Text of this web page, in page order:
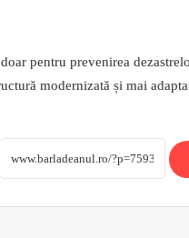
pentru prevenirea
modernizată și mai